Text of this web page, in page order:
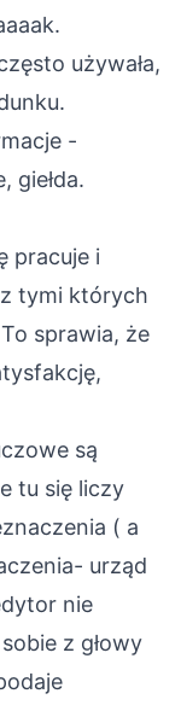
używała,
-
giełda.
pracuje i
tymi których
sprawia, że
są
tu się liczy
( a
urząd
nie
z głowy